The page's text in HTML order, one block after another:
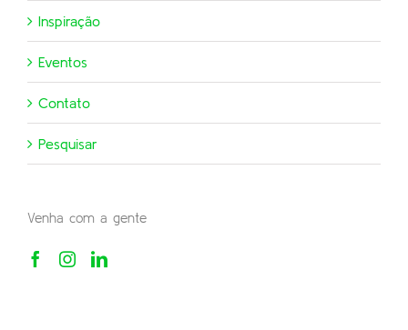
Inspiração
Eventos
Contato
Pesquisar
Venha com a gente